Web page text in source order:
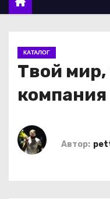
е
КАТАЛОГ
Твой мир,
компания
Автор: